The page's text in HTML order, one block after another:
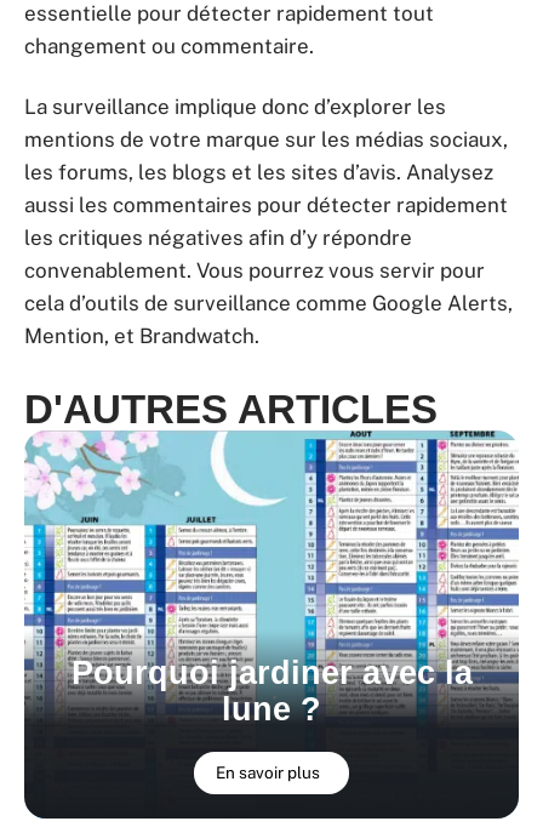
essentielle pour détecter rapidement tout
changement ou commentaire.
La surveillance implique donc d’explorer les
mentions de votre marque sur les médias sociaux,
les forums, les blogs et les sites d’avis. Analysez
aussi les commentaires pour détecter rapidement
les critiques négatives afin d’y répondre
convenablement. Vous pourrez vous servir pour
cela d’outils de surveillance comme Google Alerts,
Mention, et Brandwatch.
D'AUTRES ARTICLES
Pourquoi jardiner avec la
lune ?
En savoir plus